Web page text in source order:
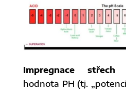
Impregnace střech
hodnota PH (tj.